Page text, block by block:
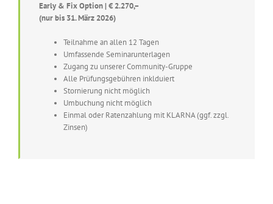
Early & Fix Option | € 2.270,–
(nur bis 31. März 2026)
Teilnahme an allen 12 Tagen
Umfassende Seminarunterlagen
Zugang zu unserer Community-Gruppe
Alle Prüfungsgebühren inklduiert
Stornierung nicht möglich
Umbuchung nicht möglich
Einmal oder Ratenzahlung mit KLARNA (ggf. zzgl.
Zinsen)